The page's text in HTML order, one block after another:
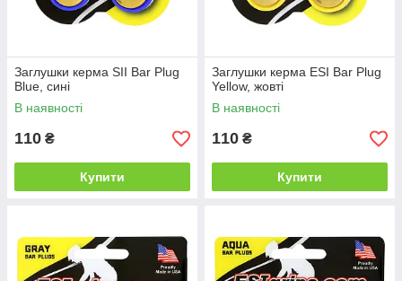
Заглушки керма SII Bar Plug
Blue, сині
В наявності
110 ₴
Купити
Заглушки керма ESI Bar Plug
Yellow, жовті
В наявності
110 ₴
Купити